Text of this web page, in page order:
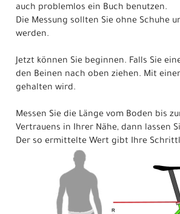
auch problemlos ein Buch benutzen.
Die Messung sollten Sie ohne Schuhe
werden.
Jetzt können Sie beginnen. Falls Sie
den Beinen nach oben ziehen. Mit
gehalten wird.
Messen Sie die Länge vom Boden bis
Vertrauens in Ihrer Nähe, dann lassen
Der so ermittelte Wert gibt Ihre